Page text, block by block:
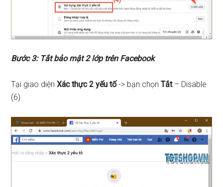
Bước 3: Tắt bảo mật 2 lớp trên Facebook
Tại giao diệnXác thực 2 yếu tố-> bạn chọnTắt – Disable
(6)